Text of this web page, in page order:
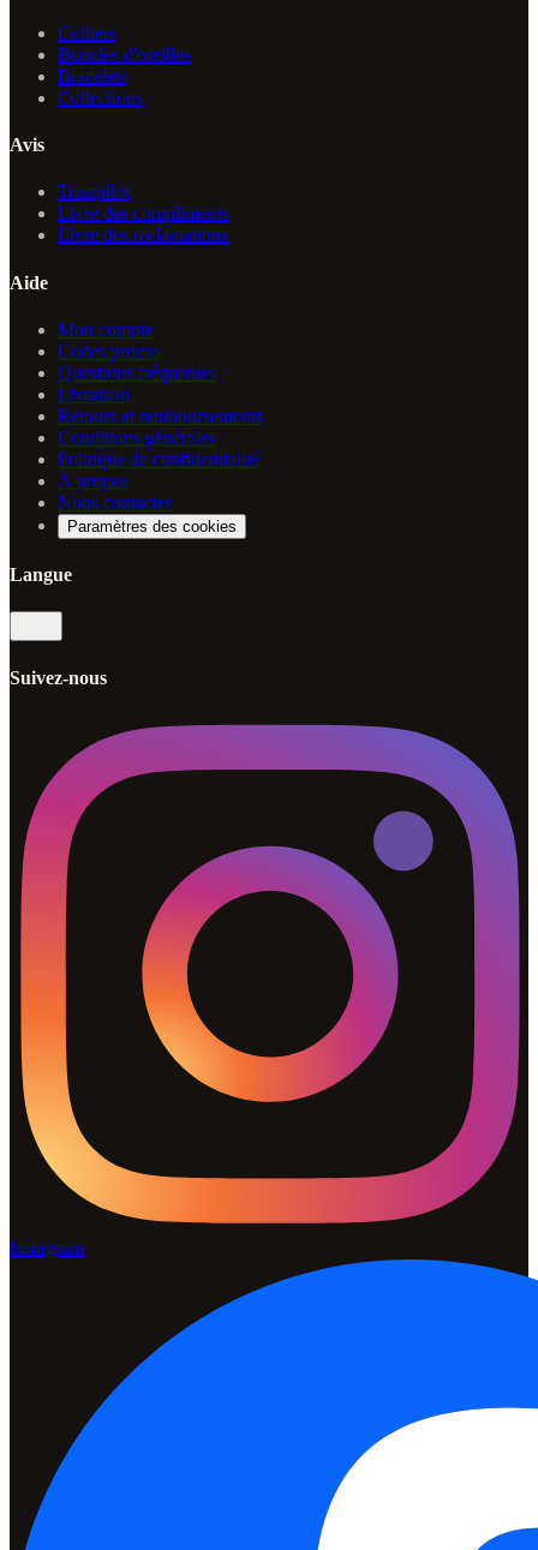
Colliers
Boucles d'oreilles
Bracelets
Collections
Avis
Trustpilot
Livre des compliments
Livre des réclamations
Aide
Mon compte
Codes promo
Questions fréquentes
Livraison
Retours et remboursements
Conditions générales
Politique de confidentialité
À propos
Nous contacter
Paramètres des cookies
Langue
Suivez-nous
Instagram